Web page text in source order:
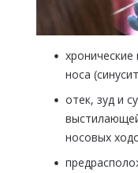
носа
отек, зуд и
носовых